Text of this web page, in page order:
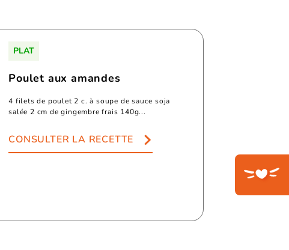
PLAT
Poulet aux amandes
4 filets de poulet 2 c. à soupe de sauce soja
salée 2 cm de gingembre frais 140g...
CONSULTER LA RECETTE